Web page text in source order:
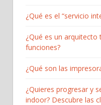
¿Qué es el “servicio
¿Qué es un arquitecto
funciones?
¿Qué son las
¿Quieres progresar y
indoor? Descubre las